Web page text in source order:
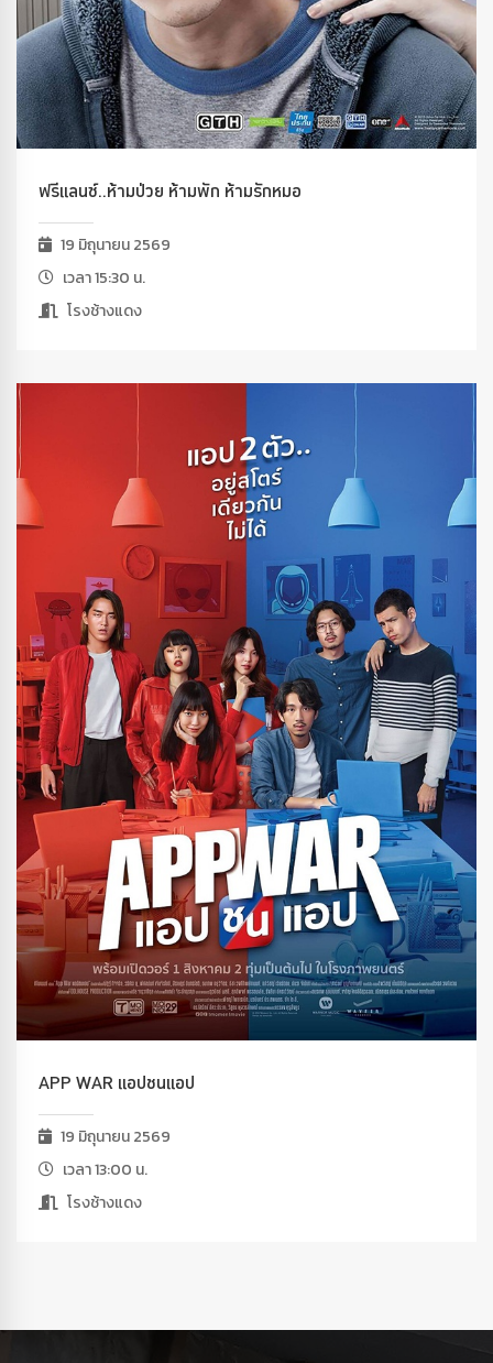
ฟรีแลนซ์..ห้ามป่วย ห้ามพัก ห้ามรักหมอ
19 มิถุนายน 2569
เวลา 15:30 น.
โรงช้างแดง
APP WAR แอปชนแอป
19 มิถุนายน 2569
เวลา 13:00 น.
โรงช้างแดง